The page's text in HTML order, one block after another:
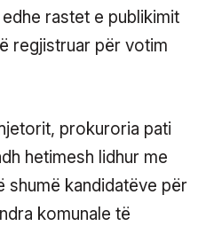
rastet e publikimit
regjistruar për votim
prokuroria pati
hetimesh lidhur me
shumë kandidatëve për
komunale të